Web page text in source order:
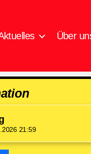
Über
21:59